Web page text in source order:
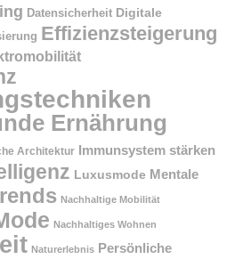
Datensicherheit Digitale
Effizienzsteigerung
Ernährung
Architektur Immunsystem stärken
Luxusmode Mentale
Nachhaltige Mobilität
Nachhaltiges Wohnen
Naturerlebnis Persönliche